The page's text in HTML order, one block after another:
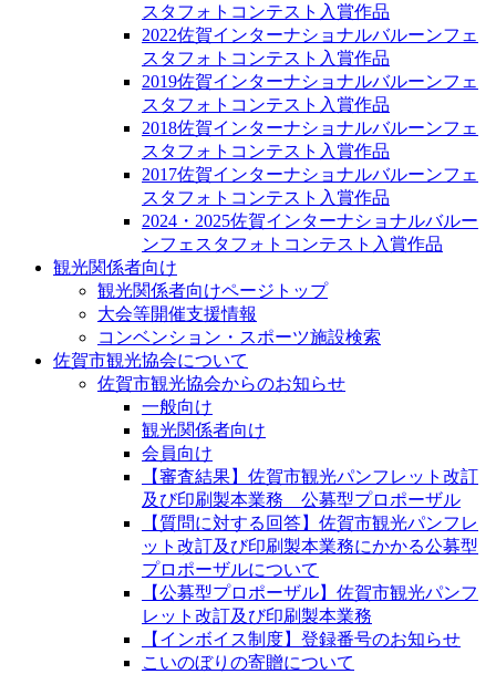
スタフォトコンテスト入賞作品
2022佐賀インターナショナルバルーンフェ
スタフォトコンテスト入賞作品
2019佐賀インターナショナルバルーンフェ
スタフォトコンテスト入賞作品
2018佐賀インターナショナルバルーンフェ
スタフォトコンテスト入賞作品
2017佐賀インターナショナルバルーンフェ
スタフォトコンテスト入賞作品
2024・2025佐賀インターナショナルバルー
ンフェスタフォトコンテスト入賞作品
観光関係者向け
観光関係者向けページトップ
大会等開催支援情報
コンベンション・スポーツ施設検索
佐賀市観光協会について
佐賀市観光協会からのお知らせ
一般向け
観光関係者向け
会員向け
【審査結果】佐賀市観光パンフレット改訂
及び印刷製本業務 公募型プロポーザル
【質問に対する回答】佐賀市観光パンフレ
ット改訂及び印刷製本業務にかかる公募型
プロポーザルについて
【公募型プロポーザル】佐賀市観光パンフ
レット改訂及び印刷製本業務
【インボイス制度】登録番号のお知らせ
こいのぼりの寄贈について